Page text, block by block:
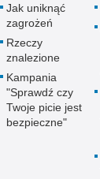
Jak uniknąć
zagrożeń
Rzeczy
znalezione
Kampania
"Sprawdź czy
Twoje picie jest
bezpieczne"